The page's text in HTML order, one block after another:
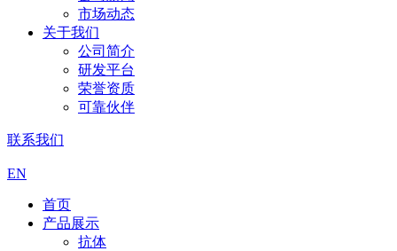
市场动态
关于我们
公司简介
研发平台
荣誉资质
可靠伙伴
联系我们
EN
首页
产品展示
抗体